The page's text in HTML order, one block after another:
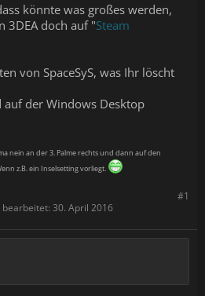
könnte was großes werden,
3DEA doch auf "Steam
von SpaceSyS, was Ihr löscht
auf der Windows Desktop
nein an der 3. Palme rechts und dann auf den
z.B. ein Inselsetting vorliegt.
#1
30. April 2016